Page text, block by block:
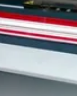
VIAJE
DE
LA
FÁBRICA